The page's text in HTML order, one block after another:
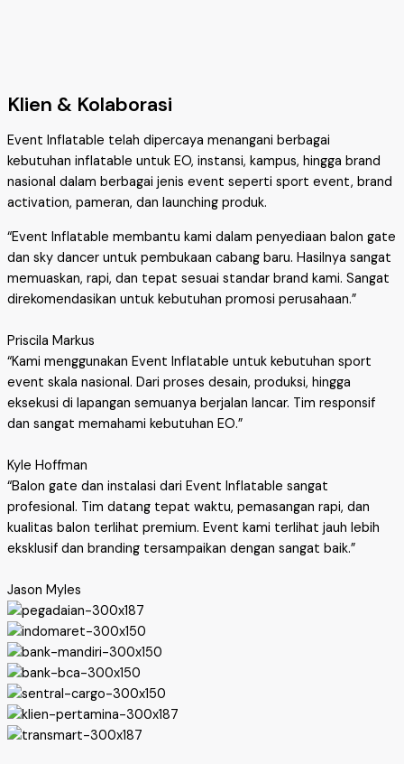
Klien & Kolaborasi
Event Inflatable telah dipercaya menangani berbagai
kebutuhan inflatable untuk EO, instansi, kampus, hingga brand
nasional dalam berbagai jenis event seperti sport event, brand
activation, pameran, dan launching produk.
“Event Inflatable membantu kami dalam penyediaan balon gate
dan sky dancer untuk pembukaan cabang baru. Hasilnya sangat
memuaskan, rapi, dan tepat sesuai standar brand kami. Sangat
direkomendasikan untuk kebutuhan promosi perusahaan.”
Priscila Markus
“Kami menggunakan Event Inflatable untuk kebutuhan sport
event skala nasional. Dari proses desain, produksi, hingga
eksekusi di lapangan semuanya berjalan lancar. Tim responsif
dan sangat memahami kebutuhan EO.”
Kyle Hoffman
“Balon gate dan instalasi dari Event Inflatable sangat
profesional. Tim datang tepat waktu, pemasangan rapi, dan
kualitas balon terlihat premium. Event kami terlihat jauh lebih
eksklusif dan branding tersampaikan dengan sangat baik.”
Jason Myles